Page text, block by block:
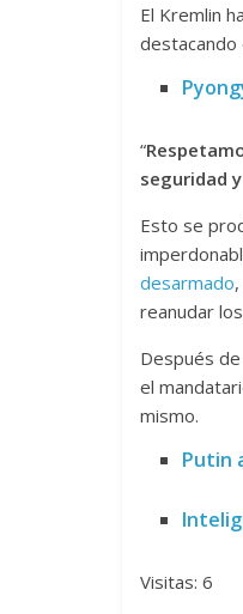
El Kremlin
destacando
“
seguridad
Esto se
desarmado
reanudar
Después
el
mismo.
Putin
Visitas: 6